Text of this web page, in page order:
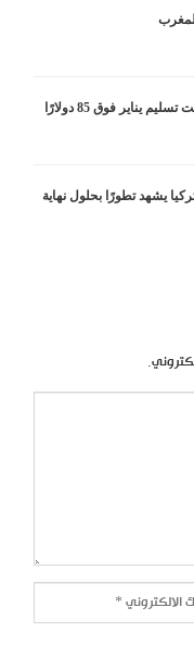
يناير فوق 85 دولارًا
يشهد تطورًا بحلول نهاية